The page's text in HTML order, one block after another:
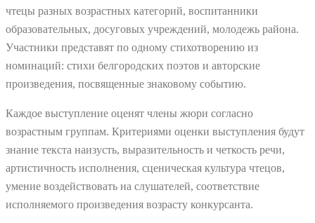
чтецы разных возрастных категорий, воспитанники
образовательных, досуговых учреждений, молодежь района.
Участники представят по одному стихотворению из
номинаций: стихи белгородских поэтов и авторские
произведения, посвященные знаковому событию.
Каждое выступление оценят члены жюри согласно
возрастным группам. Критериями оценки выступления будут
знание текста наизусть, выразительность и четкость речи,
артистичность исполнения, сценическая культура чтецов,
умение воздействовать на слушателей, соответствие
исполняемого произведения возрасту конкурсанта.